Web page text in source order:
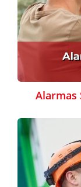
Alarmas